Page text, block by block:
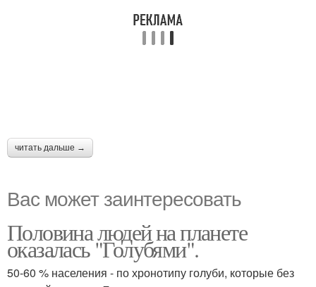
читать дальше →
Вас может заинтересовать
Половина людей на планете
оказалась "Голубями".
50-60 % населения - по хронотипу голуби, которые без